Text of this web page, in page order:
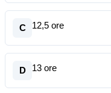
C 12,5 ore
D 13 ore